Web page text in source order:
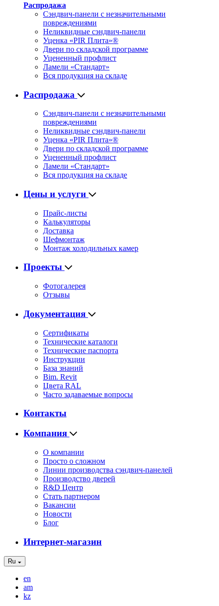
Распродажа
Сэндвич-панели с незначительными
повреждениями
Неликвидные сэндвич-панели
Уценка «PIR Плита»®
Двери по складской программе
Уцененный профлист
Ламели «Стандарт»
Вся продукция на складе
Распродажа
Сэндвич-панели с незначительными
повреждениями
Неликвидные сэндвич-панели
Уценка «PIR Плита»®
Двери по складской программе
Уцененный профлист
Ламели «Стандарт»
Вся продукция на складе
Цены и услуги
Прайс-листы
Калькуляторы
Доставка
Шефмонтаж
Монтаж холодильных камер
Проекты
Фотогалерея
Отзывы
Документация
Сертификаты
Технические каталоги
Технические паспорта
Инструкции
База знаний
Bim. Revit
Цвета RAL
Часто задаваемые вопросы
Контакты
Компания
О компании
Просто о сложном
Линии производства сэндвич-панелей
Производство дверей
R&D Центр
Стать партнером
Вакансии
Новости
Блог
Интернет-магазин
Ru
en
am
kz